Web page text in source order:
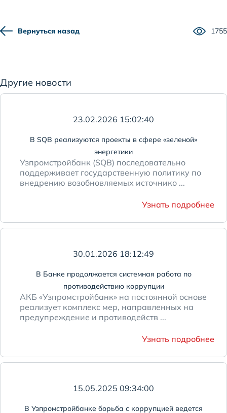
Вернуться назад 1755
Другие новости
23.02.2026 15:02:40
В SQB реализуются проекты в сфере «зеленой»
энергетики
Узпромстройбанк (SQB) последовательно
поддерживает государственную политику по
внедрению возобновляемых источнико ...
Узнать подробнее
30.01.2026 18:12:49
В Банке продолжается системная работа по
противодействию коррупции
АКБ «Узпромстройбанк» на постоянной основе
реализует комплекс мер, направленных на
предупреждение и противодейств ...
Узнать подробнее
15.05.2025 09:34:00
В Узпромстройбанке борьба с коррупцией ведется